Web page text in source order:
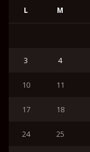
L M
3 4
10 11
17 18
24 25